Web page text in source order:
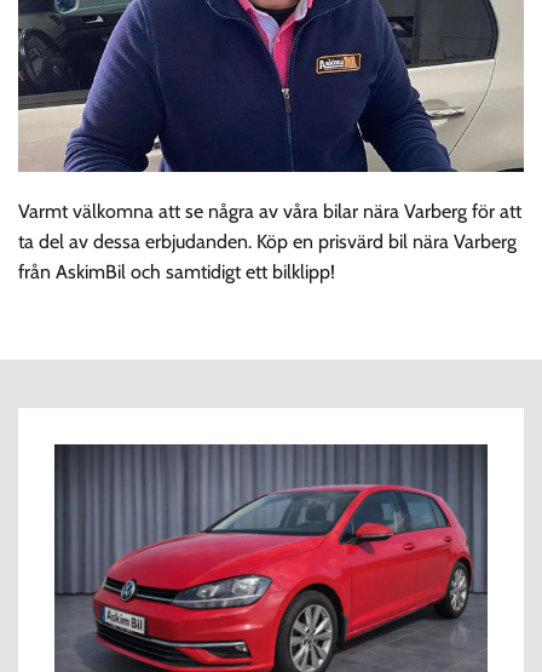
Varmt välkomna att se några av våra bilar nära Varberg för att
ta del av dessa erbjudanden. Köp en prisvärd bil nära Varberg
från AskimBil och samtidigt ett bilklipp!